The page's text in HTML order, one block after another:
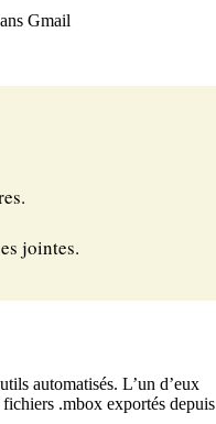
jointes.
automatisés. L’un d’eux
.mbox exportés depuis